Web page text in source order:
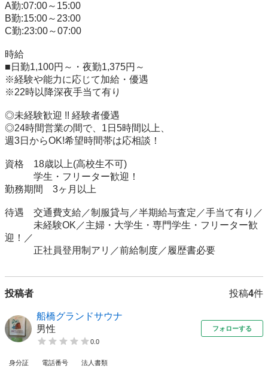
A勤:07:00～15:00
B勤:15:00～23:00
C勤:23:00～07:00
時給
■日勤1,100円～・夜勤1,375円～
※経験や能力に応じて加給・優遇
※22時以降深夜手当て有り
◎未経験歓迎 !! 経験者優遇
◎24時間営業の間で、1日5時間以上、
週3日からOK!希望時間帯は応相談！
資格　18歳以上(高校生不可)
学生・フリーター歓迎！
勤務期間	3ヶ月以上
待遇　交通費支給／制服貸与／半期給与査定／手当て有り／
未経験OK／主婦・大学生・専門学生・フリーター歓
迎！／
正社員登用制アリ／前給制度／履歴書必要
投稿者 投稿4件
船橋グランドサウナ
男性
0.0
フォローする
身分証 電話番号 法人書類